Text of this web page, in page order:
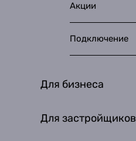
Акции
Подключение
Для бизнеса
Для застройщиков